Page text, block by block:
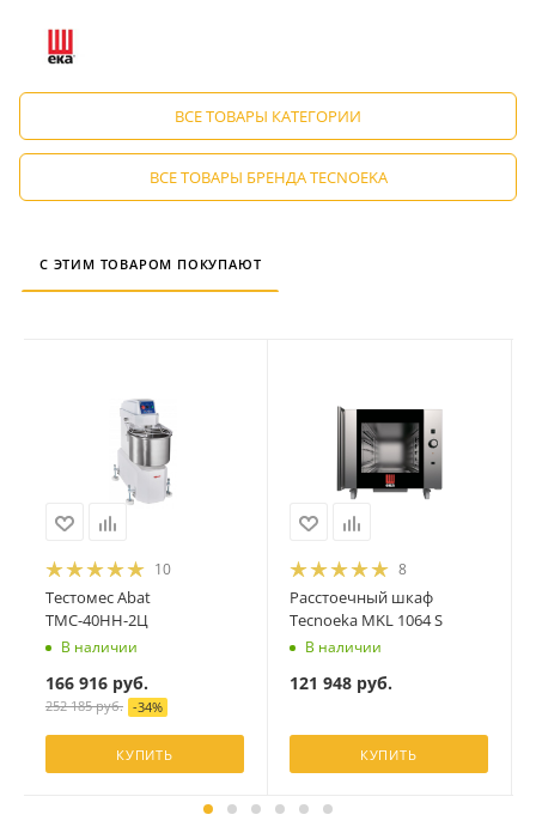
ВСЕ ТОВАРЫ КАТЕГОРИИ
ВСЕ ТОВАРЫ БРЕНДА TECNOEKA
С ЭТИМ ТОВАРОМ ПОКУПАЮТ
10
Тестомес Abat
ТМС-40НН-2Ц
В наличии
166 916руб.
252 185руб. -34%
КУПИТЬ
8
Расстоечный шкаф
Tecnoeka MKL 1064 S
В наличии
121 948руб.
КУПИТЬ